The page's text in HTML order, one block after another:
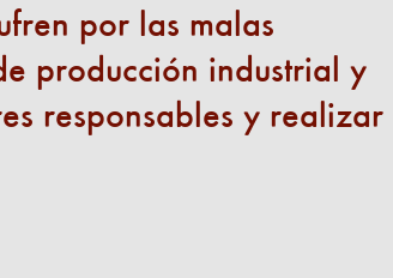
por las malas
producción industrial y
responsables y realizar